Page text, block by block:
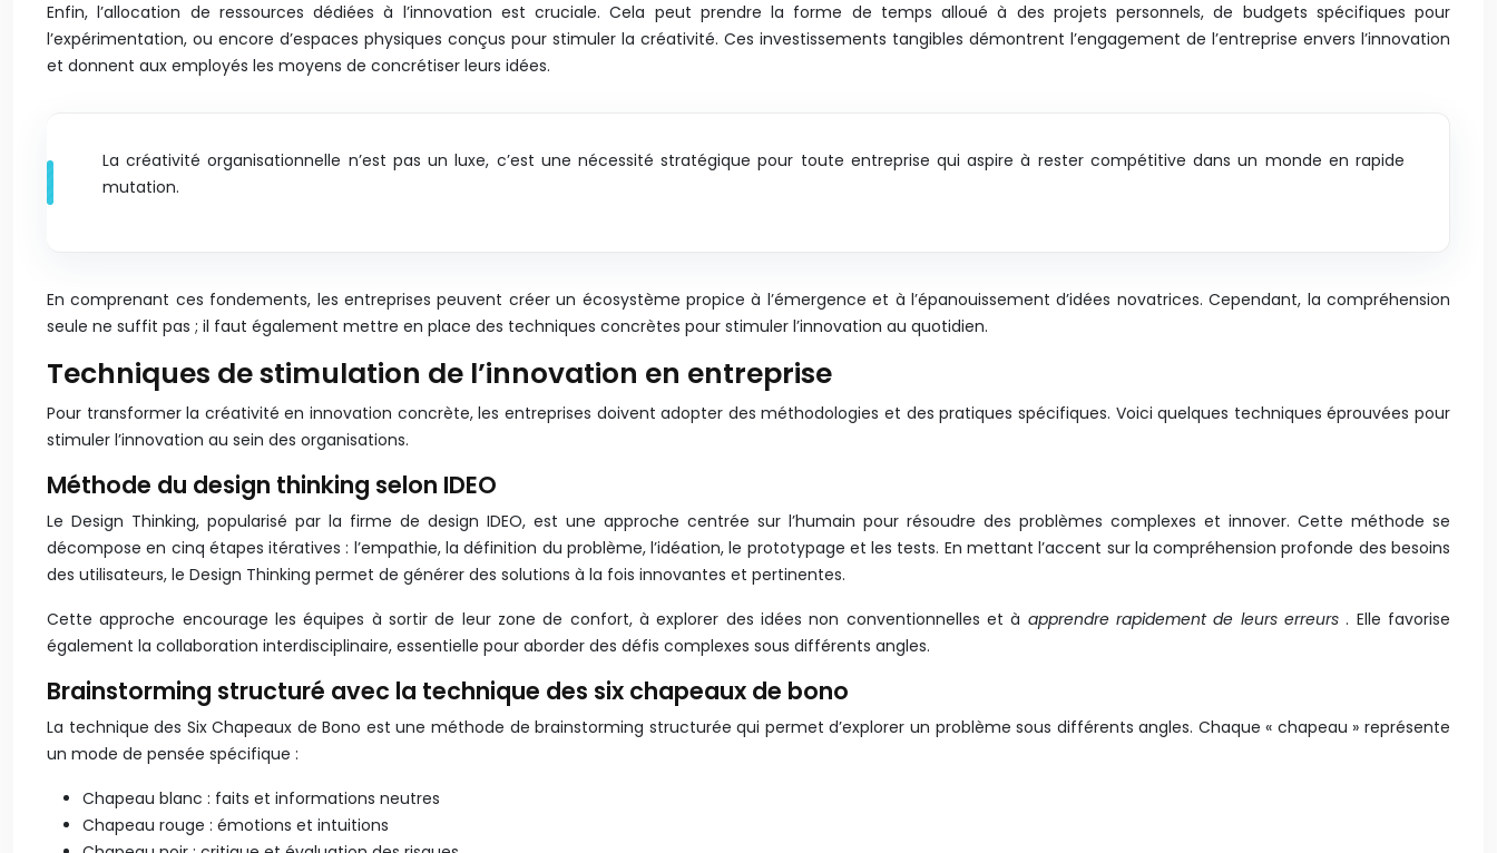
Enfin, l’allocation de ressources dédiées à l’innovation est cruciale. Cela peut prendre la forme de temps alloué à des projets personnels, de budgets spécifiques pour
l’expérimentation, ou encore d’espaces physiques conçus pour stimuler la créativité. Ces investissements tangibles démontrent l’engagement de l’entreprise envers l’innovation
et donnent aux employés les moyens de concrétiser leurs idées.
La créativité organisationnelle n’est pas un luxe, c’est une nécessité stratégique pour toute entreprise qui aspire à rester compétitive dans un monde en rapide
mutation.
En comprenant ces fondements, les entreprises peuvent créer un écosystème propice à l’émergence et à l’épanouissement d’idées novatrices. Cependant, la compréhension
seule ne suffit pas ; il faut également mettre en place des techniques concrètes pour stimuler l’innovation au quotidien.
Techniques de stimulation de l’innovation en entreprise
Pour transformer la créativité en innovation concrète, les entreprises doivent adopter des méthodologies et des pratiques spécifiques. Voici quelques techniques éprouvées pour
stimuler l’innovation au sein des organisations.
Méthode du design thinking selon IDEO
Le Design Thinking, popularisé par la firme de design IDEO, est une approche centrée sur l’humain pour résoudre des problèmes complexes et innover. Cette méthode se
décompose en cinq étapes itératives : l’empathie, la définition du problème, l’idéation, le prototypage et les tests. En mettant l’accent sur la compréhension profonde des besoins
des utilisateurs, le Design Thinking permet de générer des solutions à la fois innovantes et pertinentes.
Cette approche encourage les équipes à sortir de leur zone de confort, à explorer des idées non conventionnelles et à apprendre rapidement de leurs erreurs. Elle favorise
également la collaboration interdisciplinaire, essentielle pour aborder des défis complexes sous différents angles.
Brainstorming structuré avec la technique des six chapeaux de bono
La technique des Six Chapeaux de Bono est une méthode de brainstorming structurée qui permet d’explorer un problème sous différents angles. Chaque « chapeau » représente
un mode de pensée spécifique :
Chapeau blanc : faits et informations neutres
Chapeau rouge : émotions et intuitions